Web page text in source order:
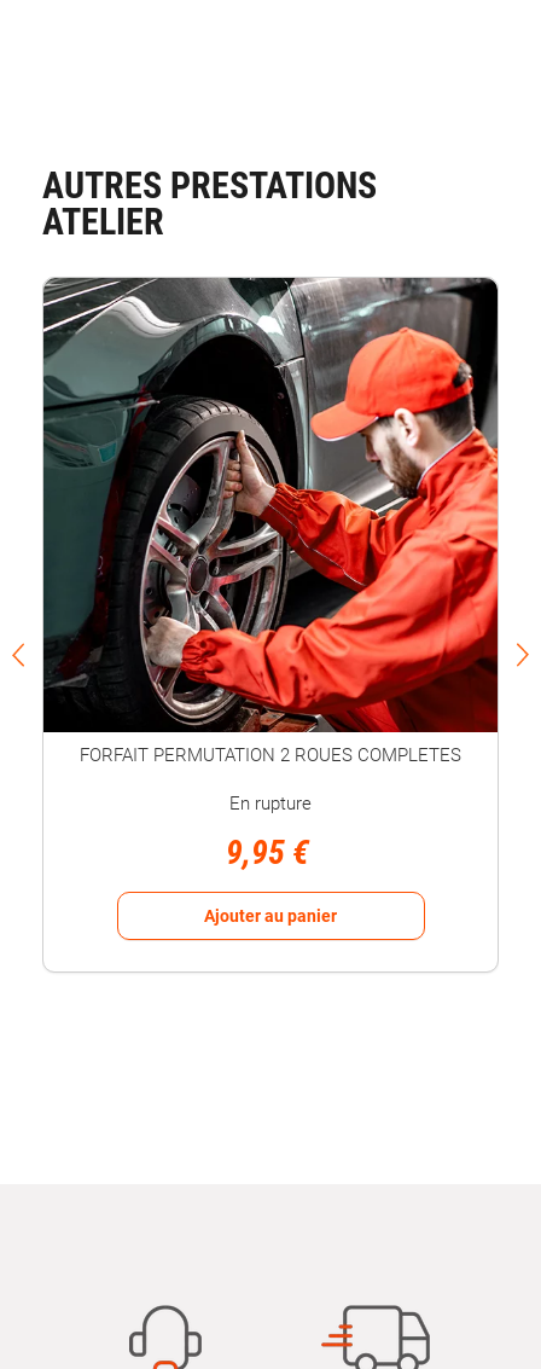
AUTRES PRESTATIONS
ATELIER
FORFAIT PERMUTATION 2 ROUES COMPLETES
En rupture
9,95 €
Ajouter au panier